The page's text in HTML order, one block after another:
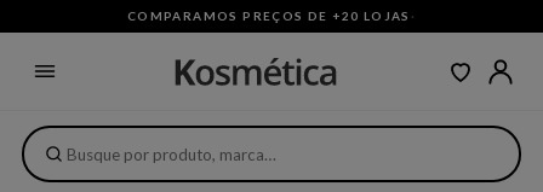
COMPARAMOS PREÇOS DE +20 LOJAS ·